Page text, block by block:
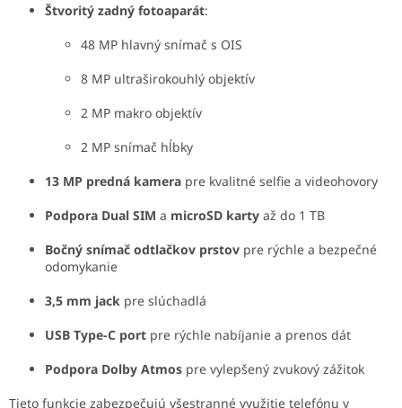
Štvoritý zadný fotoaparát:
48 MP hlavný snímač s OIS
8 MP ultraširokouhlý objektív
2 MP makro objektív
2 MP snímač hĺbky
13 MP predná kamera pre kvalitné selfie a videohovory
Podpora Dual SIM a microSD karty až do 1 TB
Bočný snímač odtlačkov prstov pre rýchle a bezpečné
odomykanie
3,5 mm jack pre slúchadlá
USB Type-C port pre rýchle nabíjanie a prenos dát
Podpora Dolby Atmos pre vylepšený zvukový zážitok
Tieto funkcie zabezpečujú všestranné využitie telefónu v